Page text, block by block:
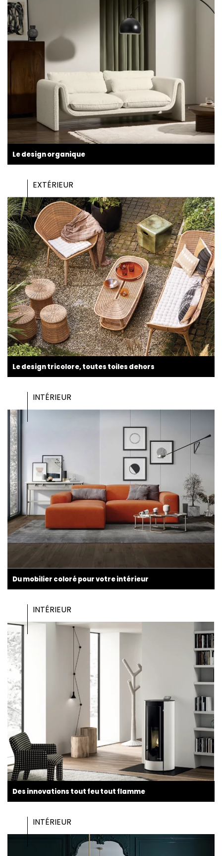
Le design organique
EXTÉRIEUR
Le design tricolore, toutes toiles dehors
INTÉRIEUR
Du mobilier coloré pour votre intérieur
INTÉRIEUR
Des innovations tout feu tout flamme
INTÉRIEUR